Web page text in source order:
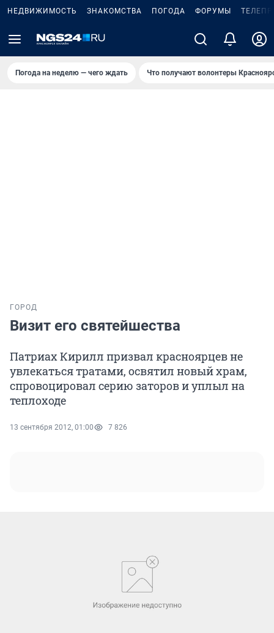
НЕДВИЖИМОСТЬ ЗНАКОМСТВА ПОГОДА ФОРУМЫ
Погода на неделю — чего ждать Что получают волонтеры
ГОРОД
Визит его святейшества
Патриах Кирилл призвал красноярцев не
увлекаться тратами, освятил новый храм,
спровоцировал серию заторов и уплыл на
теплоходе
13 сентября 2012, 01:00 7 826